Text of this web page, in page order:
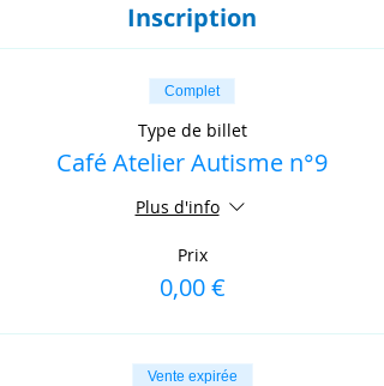
Inscription
Complet
Type de billet
Café Atelier Autisme n°9
Plus d'info
Prix
0,00 €
Vente expirée